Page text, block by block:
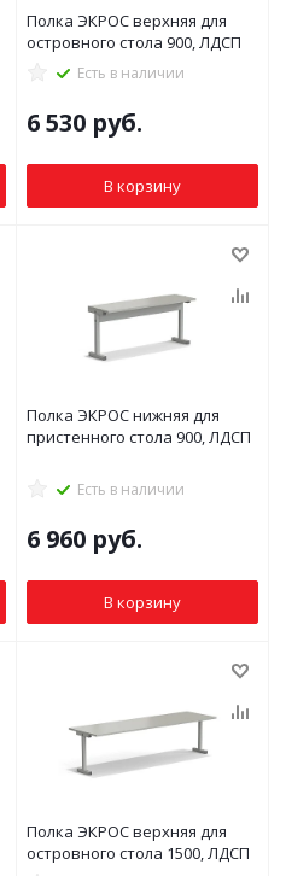
Полка ЭКРОС верхняя для
островного стола 900, ЛДСП
Есть в наличии
6 530 руб.
В корзину
Полка ЭКРОС нижняя для
пристенного стола 900, ЛДСП
Есть в наличии
6 960 руб.
В корзину
Полка ЭКРОС верхняя для
островного стола 1500, ЛДСП